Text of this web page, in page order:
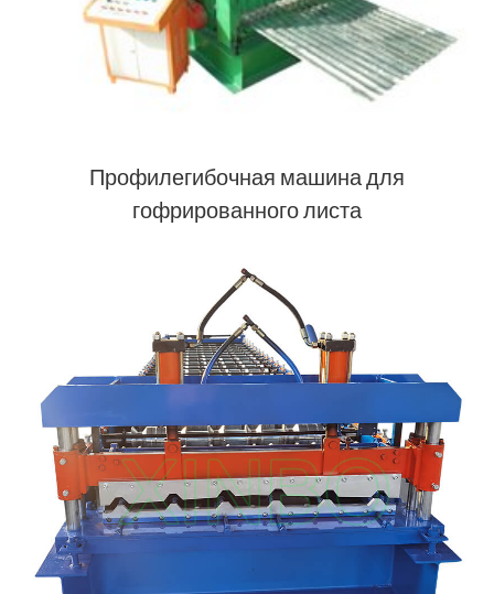
Профилегибочная машина для
гофрированного листа